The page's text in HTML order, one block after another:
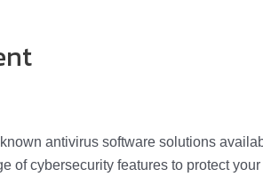
antivirus software solutions
of cybersecurity features to protect your